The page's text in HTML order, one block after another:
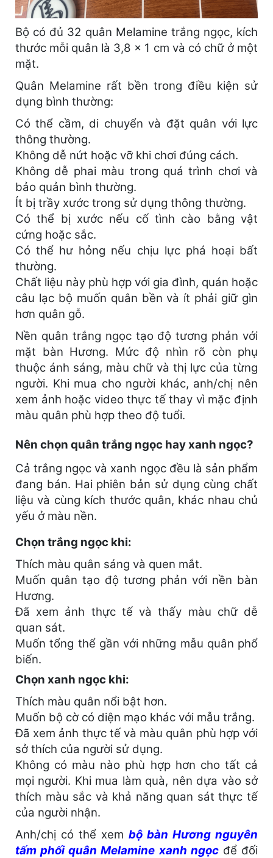
Bộ có đủ 32 quân Melamine trắng ngọc, kích
thước mỗi quân là 3,8 × 1 cm và có chữ ở một
mặt.
Quân Melamine rất bền trong điều kiện sử
dụng bình thường:
Có thể cầm, di chuyển và đặt quân với lực
thông thường.
Không dễ nứt hoặc vỡ khi chơi đúng cách.
Không dễ phai màu trong quá trình chơi và
bảo quản bình thường.
Ít bị trầy xước trong sử dụng thông thường.
Có thể bị xước nếu cố tình cào bằng vật
cứng hoặc sắc.
Có thể hư hỏng nếu chịu lực phá hoại bất
thường.
Chất liệu này phù hợp với gia đình, quán hoặc
câu lạc bộ muốn quân bền và ít phải giữ gìn
hơn quân gỗ.
Nền quân trắng ngọc tạo độ tương phản với
mặt bàn Hương. Mức độ nhìn rõ còn phụ
thuộc ánh sáng, màu chữ và thị lực của từng
người. Khi mua cho người khác, anh/chị nên
xem ảnh hoặc video thực tế thay vì mặc định
màu quân phù hợp theo độ tuổi.
Nên chọn quân trắng ngọc hay xanh ngọc?
Cả trắng ngọc và xanh ngọc đều là sản phẩm
đang bán. Hai phiên bản sử dụng cùng chất
liệu và cùng kích thước quân, khác nhau chủ
yếu ở màu nền.
Chọn trắng ngọc khi:
Thích màu quân sáng và quen mắt.
Muốn quân tạo độ tương phản với nền bàn
Hương.
Đã xem ảnh thực tế và thấy màu chữ dễ
quan sát.
Muốn tổng thể gần với những mẫu quân phổ
biến.
Chọn xanh ngọc khi:
Thích màu quân nổi bật hơn.
Muốn bộ cờ có diện mạo khác với mẫu trắng.
Đã xem ảnh thực tế và màu quân phù hợp với
sở thích của người sử dụng.
Không có màu nào phù hợp hơn cho tất cả
mọi người. Khi mua làm quà, nên dựa vào sở
thích màu sắc và khả năng quan sát thực tế
của người nhận.
Anh/chị có thể xem bộ bàn Hương nguyên
tấm phối quân Melamine xanh ngọcđể đối